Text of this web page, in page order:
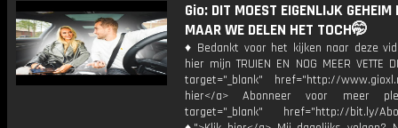
Gio: DIT MOEST EIGENLIJK GEHEIM
MAAR WE DELEN HET TOCH🤭
♦ Bedankt voor het kijken naar deze
hier mijn TRUIEN EN NOG MEER VETTE
target="_blank" href="http://
hier</a> Abonneer voor meer
target="_blank" href="http://bit.ly/